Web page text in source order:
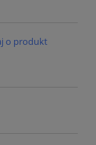
o produkt